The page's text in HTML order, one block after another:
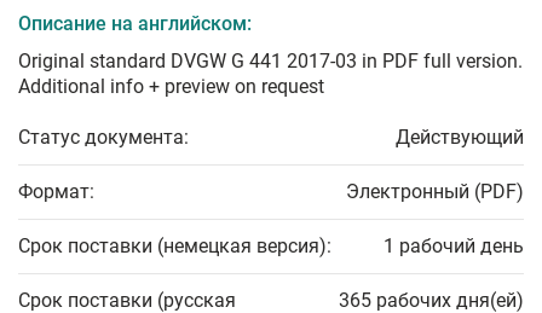
Описание на английском:
Original standard DVGW G 441 2017-03 in PDF full version.
Additional info + preview on request
Статус документа: Действующий
Формат: Электронный (PDF)
Срок поставки (немецкая версия): 1 рабочий день
Срок поставки (русская
365 рабочих дня(ей)